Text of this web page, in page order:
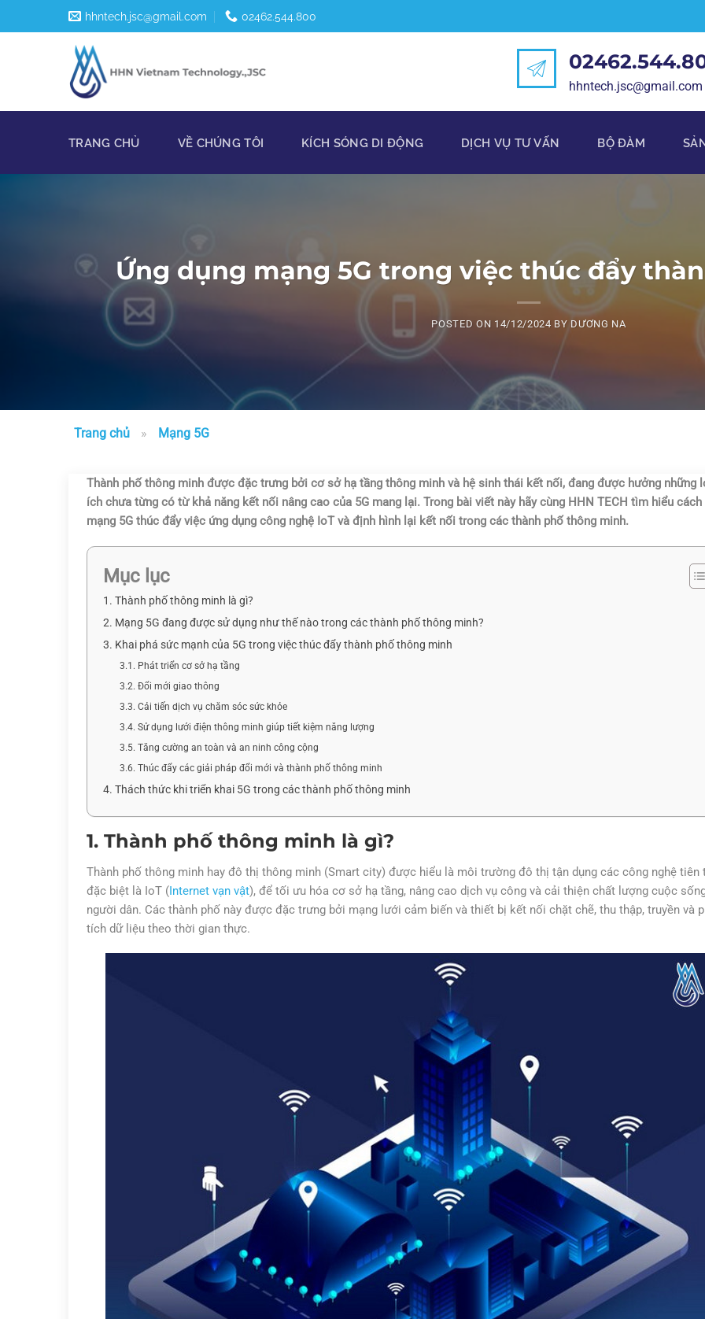
to
hhntech.jsc@gmail.com 02462.544.800
hhntech.jsc@gmail.com
TRANG CHỦ VỀ CHÚNG TÔI KÍCH SÓNG DI ĐỘNG DỊCH VỤ TƯ VẤN BỘ ĐÀM
Ứng dụng mạng 5G trong việc thúc đẩy
POSTED ON 14/12/2024 BY DƯƠNG NA
Trang chủ » Mạng 5G
Thành phố thông minh được đặc trưng bởi cơ sở hạ tầng thông minh và hệ sinh thái kết nối, đang được hưởng những
ích chưa từng có từ khả năng kết nối nâng cao của 5G mang lại. Trong bài viết này hãy cùng HHN TECH tìm hiểu cách
mạng 5G thúc đẩy việc ứng dụng công nghệ IoT và định hình lại kết nối trong các thành phố thông minh.
Mục lục
1. Thành phố thông minh là gì?
2. Mạng 5G đang được sử dụng như thế nào trong các thành phố thông minh?
3. Khai phá sức mạnh của 5G trong việc thúc đẩy thành phố thông minh
3.1. Phát triển cơ sở hạ tầng
3.2. Đổi mới giao thông
3.3. Cải tiến dịch vụ chăm sóc sức khỏe
3.4. Sử dụng lưới điện thông minh giúp tiết kiệm năng lượng
3.5. Tăng cường an toàn và an ninh công cộng
3.6. Thúc đẩy các giải pháp đổi mới và thành phố thông minh
4. Thách thức khi triển khai 5G trong các thành phố thông minh
1. Thành phố thông minh là gì?
Thành phố thông minh hay đô thị thông minh (Smart city) được hiểu là môi trường đô thị tận dụng các công nghệ tiên
đặc biệt là IoT (Internet vạn vật), để tối ưu hóa cơ sở hạ tầng, nâng cao dịch vụ công và cải thiện chất lượng cuộc
người dân. Các thành phố này được đặc trưng bởi mạng lưới cảm biến và thiết bị kết nối chặt chẽ, thu thập, truyền và
tích dữ liệu theo thời gian thực.